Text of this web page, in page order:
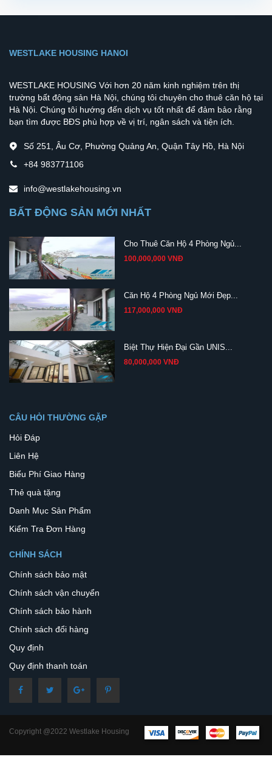
WESTLAKE HOUSING HANOI
WESTLAKE HOUSING Với hơn 20 năm kinh nghiệm trên thị
trường bất động sản Hà Nội, chúng tôi chuyên cho thuê căn hộ tại
Hà Nội. Chúng tôi hướng đến dịch vụ tốt nhất để đảm bảo rằng
bạn tìm được BĐS phù hợp về vị trí, ngân sách và tiện ích.
Số 251, Âu Cơ, Phường Quảng An, Quận Tây Hồ, Hà Nội
+84 983771106
info@westlakehousing.vn
BẤT ĐỘNG SẢN MỚI NHẤT
Cho Thuê Căn Hộ 4 Phòng Ngủ...
100,000,000 VNĐ
Căn Hộ 4 Phòng Ngủ Mới Đẹp...
117,000,000 VNĐ
Biệt Thự Hiện Đại Gần UNIS...
80,000,000 VNĐ
CÂU HỎI THƯỜNG GẶP
Hỏi Đáp
Liên Hệ
Biểu Phí Giao Hàng
Thẻ quà tặng
Danh Mục Sản Phẩm
Kiểm Tra Đơn Hàng
CHÍNH SÁCH
Chính sách bảo mật
Chính sách vận chuyển
Chính sách bảo hành
Chính sách đổi hàng
Quy định
Quy định thanh toán
Copyright @2022 Westlake Housing